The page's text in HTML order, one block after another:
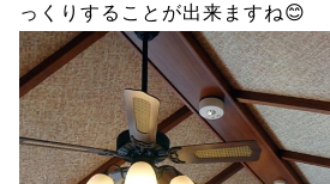
っくりすることが出来ますね😊